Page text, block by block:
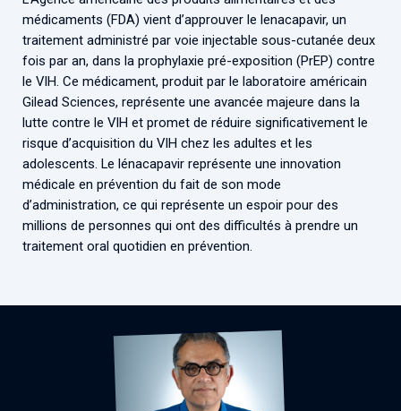
Associations de patient.e.s
Collaboration avec les acteurs communautaires
Cellules Émergence
Retrouvez toutes les cellules Émergence, actives ou
inactives.
médicaments (FDA) vient d’approuver le lenacapavir, un
traitement administré par voie injectable sous-cutanée deux
fois par an, dans la prophylaxie pré-exposition (PrEP) contre
le VIH. Ce médicament, produit par le laboratoire américain
Gilead Sciences, représente une avancée majeure dans la
lutte contre le VIH et promet de réduire significativement le
risque d’acquisition du VIH chez les adultes et les
adolescents. Le lénacapavir représente une innovation
médicale en prévention du fait de son mode
d’administration, ce qui représente un espoir pour des
millions de personnes qui ont des difficultés à prendre un
traitement oral quotidien en prévention.